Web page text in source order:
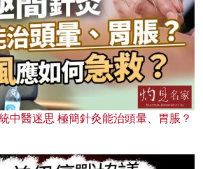
中醫迷思 極簡針灸能治頭暈、胃脹？